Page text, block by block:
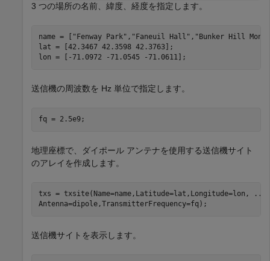
3 つの場所の名前、緯度、経度を指定します。
name = [ "Fenway Park" , "Faneuil Hall" , "Bunker Hill
lat = [42.3467 42.3598 42.3763];
lon = [-71.0972 -71.0545 -71.0611];
送信機の周波数を Hz 単位で指定します。
fq = 2.5e9;
地理座標で、ダイポール アンテナを使用する送信機サイト
のアレイを作成します。
txs = txsite(Name=name,Latitude=lat,Longitude=lon,
...
Antenna=dipole,TransmitterFrequency=fq);
送信機サイトを表示します。